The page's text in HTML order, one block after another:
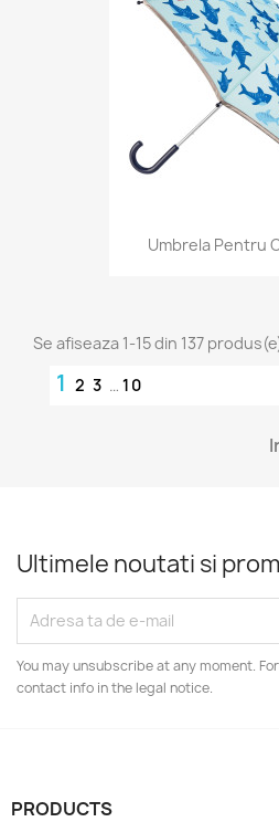
Umbrela Pentru
Se afiseaza 1-15 din 137
1 2 3 … 10
Ultimele noutati si
You may unsubscribe at any moment.
contact info in the legal notice.
PRODUCTS